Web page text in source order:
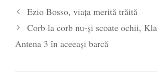
ianuarie 2017
Trump a ajuns preşedinte
tratat pe oameni ca pe gunoaie
Ezio Bosso, viața merită trăită
Corb la corb nu-și scoate ochii,
Antena 3 în aceeași barcă